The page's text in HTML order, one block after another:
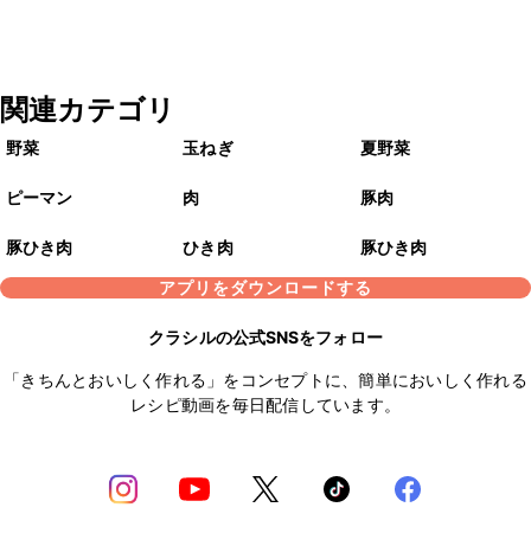
関連カテゴリ
野菜 玉ねぎ 夏野菜
ピーマン 肉 豚肉
豚ひき肉 ひき肉
豚ひき肉
アプリをダウンロードする
クラシルの公式SNSをフォロー
「きちんとおいしく作れる」をコンセプトに、簡単においしく作れる
レシピ動画を毎日配信しています。